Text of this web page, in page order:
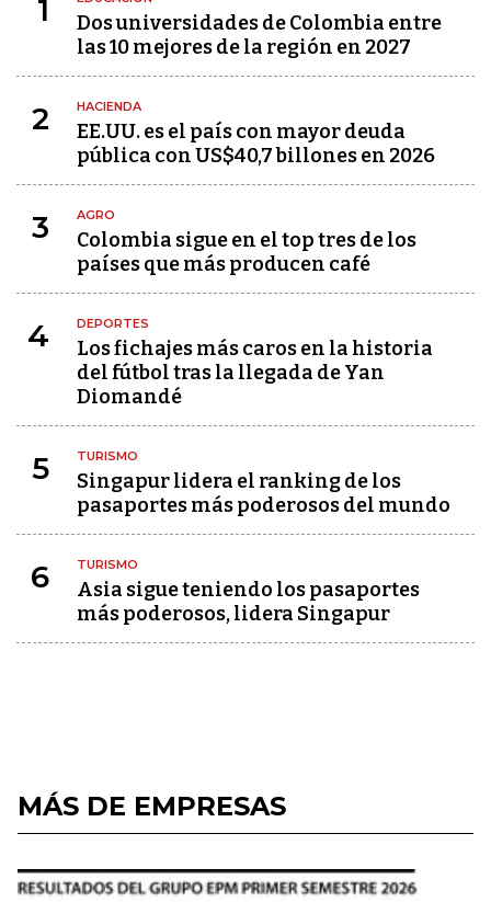
1
Dos universidades de Colombia entre
las 10 mejores de la región en 2027
2 HACIENDA
EE.UU. es el país con mayor deuda
pública con US$40,7 billones en 2026
3 AGRO
Colombia sigue en el top tres de los
países que más producen café
4 DEPORTES
Los fichajes más caros en la historia
del fútbol tras la llegada de Yan
Diomandé
5 TURISMO
Singapur lidera el ranking de los
pasaportes más poderosos del mundo
6 TURISMO
Asia sigue teniendo los pasaportes
más poderosos, lidera Singapur
MÁS DE EMPRESAS